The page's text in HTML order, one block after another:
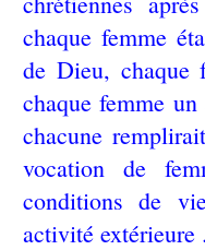
chaque femme
de Dieu, chaque
chaque femme
chacune
vocation de
conditions de
activité extérieure .